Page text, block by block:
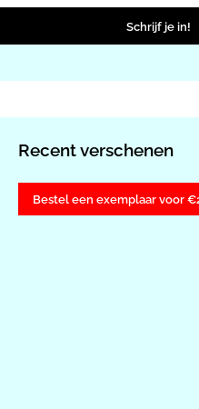
Schrijf je in!
Recent verschenen
Bestel een exemplaar voor